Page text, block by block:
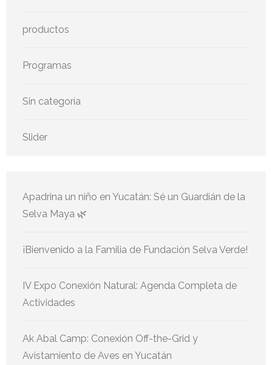
productos
Programas
Sin categoría
Slider
Apadrina un niño en Yucatán: Sé un Guardián de la
Selva Maya 🌿
¡Bienvenido a la Familia de Fundación Selva Verde!
IV Expo Conexión Natural: Agenda Completa de
Actividades
Ak Abal Camp: Conexión Off-the-Grid y
Avistamiento de Aves en Yucatán